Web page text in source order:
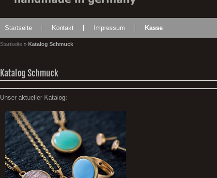
Startseite Kontakt Impressum Kasse
Startseite » Katalog Schmuck
Katalog Schmuck
Unser aktueller Katalog: